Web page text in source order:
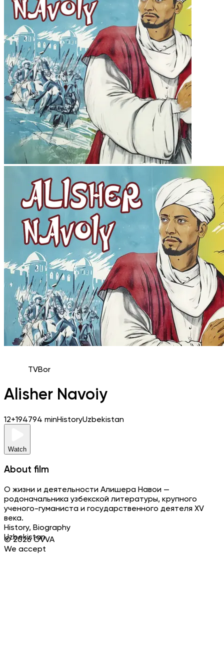
TVBor
Alisher Navoiy
12+194794 minHistoryUzbekistan
Watch
About film
О жизни и деятельности Алишера Навои —
родоначальника узбекской литературы, крупного
ученого-гуманиста и государственного деятеля XV
века.
History, Biography
Uzbekistan
©2026OVVA
We accept